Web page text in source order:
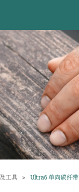
工具 Ultra6 单向碳纤带